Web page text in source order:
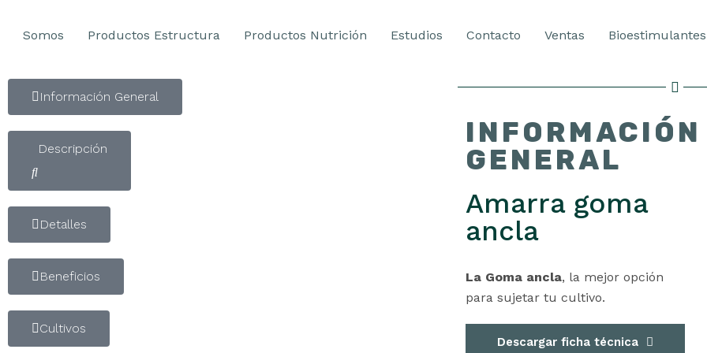
Somos Productos Estructura Productos Nutrición Estudios Contacto Ventas
Información General
Descripción
Detalles
Beneficios
Cultivos
INFORMACIÓN
GENERAL
Amarra goma
ancla
La Goma ancla, la mejor opción
para sujetar tu cultivo.
Descargar ficha técnica